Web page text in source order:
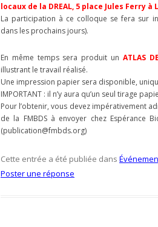
locaux de la DREAL, 5 place Jules Ferry à
La participation à ce colloque se fera sur
dans les prochains jours).
En même temps sera produit un ATLAS
illustrant le travail réalisé.
Une impression papier sera disponible,
IMPORTANT : il n’y aura qu’un seul tirage
Pour l’obtenir, vous devez impérativement
de la FMBDS à envoyer chez Espérance
(publication@fmbds.org)
Cette entrée a été publiée dans
Poster une réponse